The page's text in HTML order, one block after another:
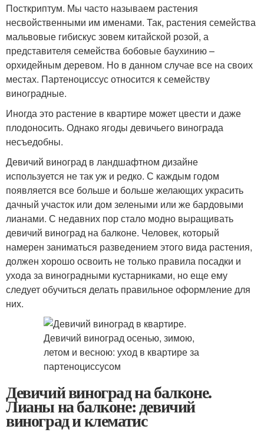
Посткриптум. Мы часто называем растения
несвойственными им именами. Так, растения семейства
мальвовые гибискус зовем китайской розой, а
представителя семейства бобовые баухинию –
орхидейным деревом. Но в данном случае все на своих
местах. Партеноциссус относится к семейству
виноградные.
Иногда это растение в квартире может цвести и даже
плодоносить. Однако ягоды девичьего винограда
несъедобны.
Девичий виноград в ландшафтном дизайне
используется не так уж и редко. С каждым годом
появляется все больше и больше желающих украсить
дачный участок или дом зелеными или же бардовыми
лианами. С недавних пор стало модно выращивать
девичий виноград на балконе. Человек, который
намерен заниматься разведением этого вида растения,
должен хорошо освоить не только правила посадки и
ухода за виноградными кустарниками, но еще ему
следует обучиться делать правильное оформление для
них.
Девичий виноград на балконе.
Лианы на балконе: девичий
виноград и клематис